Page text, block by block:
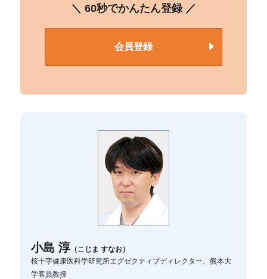
＼ 60秒でかんたん登録 ／
会員登録
小島 淳（こじま すなお）
桜十字健康医科学研究所エグゼクティブディレクター、熊本大
学客員教授